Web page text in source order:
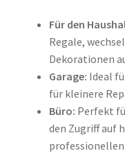
Für den
Regale,
Dekorationen
Garage: Ideal
für kleinere
Büro: Perfekt
den Zugriff auf